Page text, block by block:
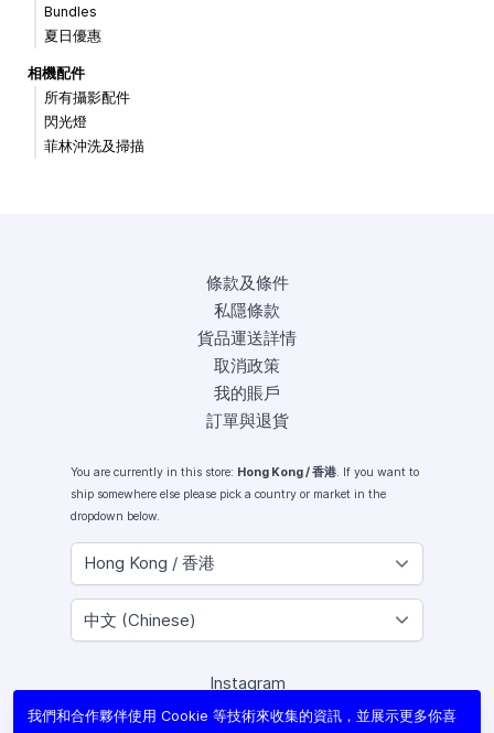
Bundles
夏日優惠
相機配件
所有攝影配件
閃光燈
菲林沖洗及掃描
條款及條件
私隱條款
貨品運送詳情
取消政策
我的賬戶
訂單與退貨
You are currently in this store: Hong Kong / 香港. If you want to
ship somewhere else please pick a country or market in the
dropdown below.
Instagram
Facebook
我們和合作夥伴使用 Cookie 等技術來收集的資訊，並展示更多你喜